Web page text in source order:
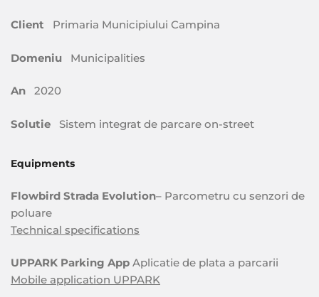
Client Primaria Municipiului Campina
Domeniu Municipalities
An 2020
Solutie Sistem integrat de parcare on-street
Equipments
Flowbird Strada Evolution– Parcometru cu senzori de
poluare
Technical specifications
UPPARK Parking App Aplicatie de plata a parcarii
Mobile application UPPARK